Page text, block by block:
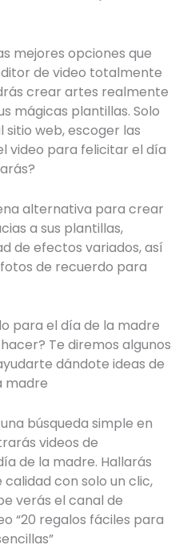
mejores opciones que
de video totalmente
crear artes realmente
mágicas plantillas. Solo
web, escoger las
video para felicitar el día
alternativa para crear
a sus plantillas,
de efectos variados, así
de recuerdo para
para el día de la madre
Te diremos algunos
dándote ideas de
madre
búsqueda simple en
videos de
de la madre. Hallarás
con solo un clic,
verás el canal de
“20 regalos fáciles para